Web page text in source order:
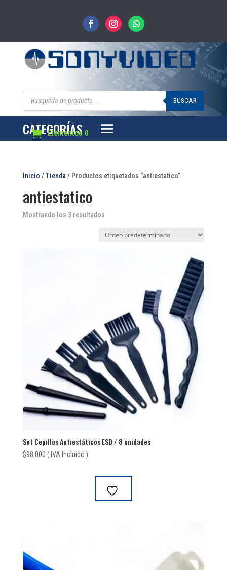
Búsqueda
BUSCAR
Elementos 0
CATEGORÍAS
Inicio /Tienda / Productos etiquetados “antiestatico”
antiestatico
Mostrando los 3 resultados
Set Cepillos Antiestáticos ESD / 8 unidades
$98,000 ( IVA Incluido )